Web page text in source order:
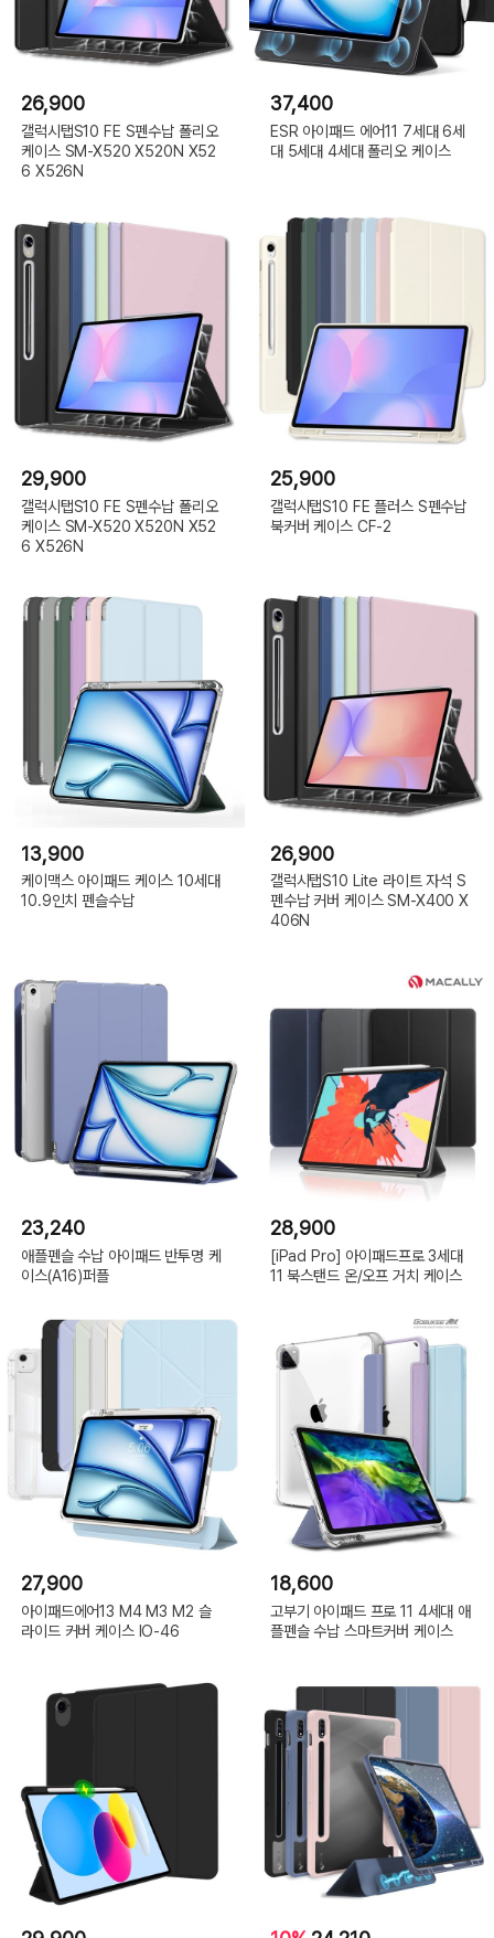
26,900
갤럭시탭S10 FE S펜수납 폴리오
케이스 SM-X520 X520N X52
6 X526N
37,400
ESR 아이패드 에어11 7세대 6세
대 5세대 4세대 폴리오 케이스
29,900
갤럭시탭S10 FE S펜수납 폴리오
케이스 SM-X520 X520N X52
6 X526N
25,900
갤럭시탭S10 FE 플러스 S펜수납
북커버 케이스 CF-2
13,900
케이맥스 아이패드 케이스 10세대
10.9인치 펜슬수납
26,900
갤럭시탭S10 Lite 라이트 자석 S
펜수납 커버 케이스 SM-X400 X
406N
23,240
애플펜슬 수납 아이패드 반투명 케
이스(A16)퍼플
28,900
[iPad Pro] 아이패드프로 3세대
11 북스탠드 온/오프 거치 케이스
27,900
아이패드에어13 M4 M3 M2 슬
라이드 커버 케이스 IO-46
18,600
고부기 아이패드 프로 11 4세대 애
플펜슬 수납 스마트커버 케이스